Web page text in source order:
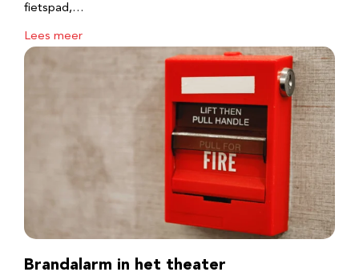
fietspad,…
Lees meer
Brandalarm in het theater